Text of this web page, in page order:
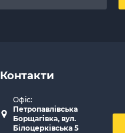
Контакти
Офіс:
Петропавлівська
Борщагівка, вул.
Білоцерківська 5